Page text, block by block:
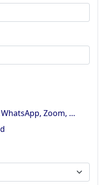
WhatsApp, Zoom, …